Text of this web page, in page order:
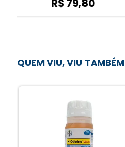
R$ 14,32
QUEM VIU, VIU TAMBÉM
-24%